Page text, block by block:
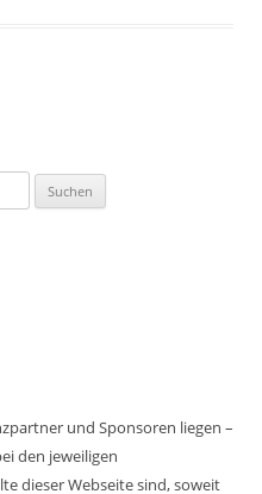
und Sponsoren liegen –
den jeweiligen
dieser Webseite sind, soweit